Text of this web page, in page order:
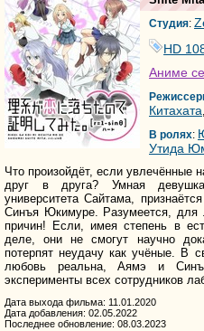
Студия:
HD
Аниме
Китахата,
В ролях:
Утида
Что произойдёт, если увлечённые
друг в друга? Умная
университета Сайтама,
Синъя Юкимуре. Разумеется, для
причин! Если, имея степень в
деле, они не смогут научно
потерпят неудачу как учёные. В
любовь реальна, Аямэ и
эксперименты всех сотрудников
Дата выхода фильма: 11.01.2020
Дата добавления: 02.05.2022
Последнее обновление: 08.03.2023